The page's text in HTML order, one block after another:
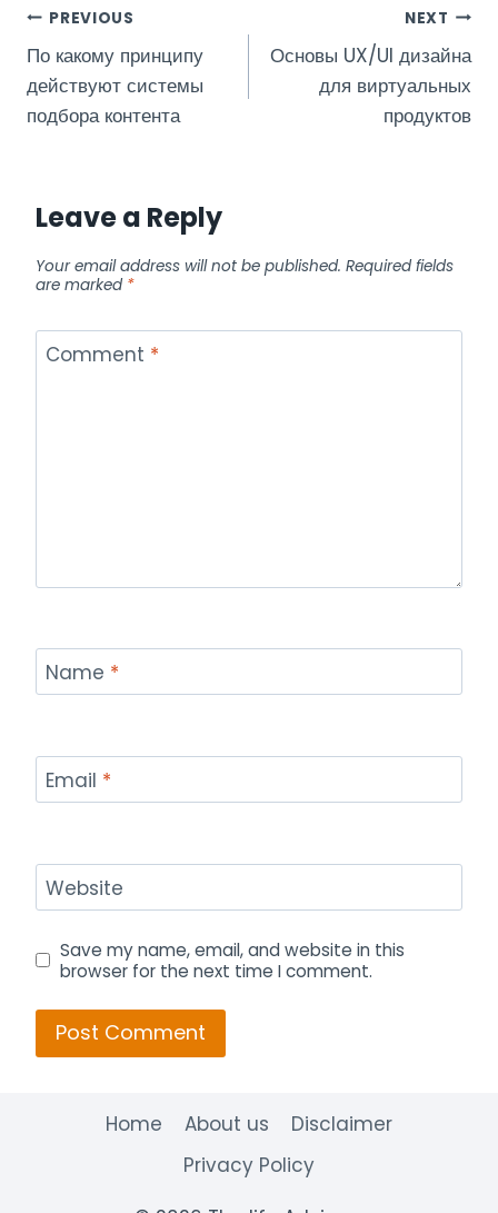
Post
navigation
PREVIOUS
По какому принципу
действуют системы
подбора контента
NEXT
Основы UX/UI дизайна
для виртуальных
продуктов
Leave a Reply
Your email address will not be published. Required fields
are marked *
Comment *
Name *
Email *
Website
Save my name, email, and website in this
browser for the next time I comment.
Home About us
Disclaimer
Privacy Policy